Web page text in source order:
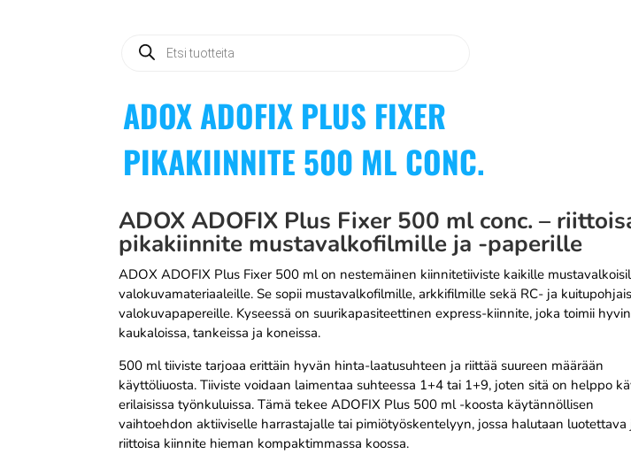
Products
search
ADOX ADOFIX PLUS FIXER
PIKAKIINNITE 500 ML CONC.
ADOX ADOFIX Plus Fixer 500 ml conc. –
pikakiinnite mustavalkofilmille ja -paperille
ADOX ADOFIX Plus Fixer 500 ml on nestemäinen kiinnitetiiviste kaikille
valokuvamateriaaleille. Se sopii mustavalkofilmille, arkkifilmille sekä RC- ja
valokuvapapereille. Kyseessä on suurikapasiteettinen express-kiinnite, joka toimii hyvin
kaukaloissa, tankeissa ja koneissa.
500 ml tiiviste tarjoaa erittäin hyvän hinta-laatusuhteen ja riittää suureen määrään
käyttöliuosta. Tiiviste voidaan laimentaa suhteessa 1+4 tai 1+9, joten sitä on helppo
erilaisissa työnkuluissa. Tämä tekee ADOFIX Plus 500 ml -koosta käytännöllisen
vaihtoehdon aktiiviselle harrastajalle tai pimiötyöskentelyyn, jossa halutaan luotettava
riittoisa kiinnite hieman kompaktimmassa koossa.